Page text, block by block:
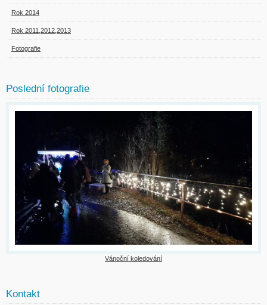
Rok 2014
Rok 2011,2012,2013
Fotografie
Poslední fotografie
Vánoční koledování
Kontakt